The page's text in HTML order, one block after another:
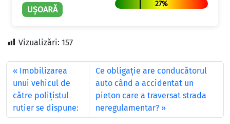
UȘOARĂ
27%
Vizualizări: 157
Imobilizarea
unui vehicul de
către poliţistul
rutier se dispune:
Ce obligaţie are conducătorul
auto când a accidentat un
pieton care a traversat strada
neregulamentar?